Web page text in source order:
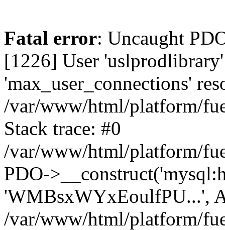
Fatal error: Uncaught
[1226] User 'uslprodlibrary'
'max_user_connections'
/var/www/html/platform/
Stack trace: #0
/var/www/html/platform/
PDO-
'WMBsxWYxEoulfPU...',
/var/www/html/platform/